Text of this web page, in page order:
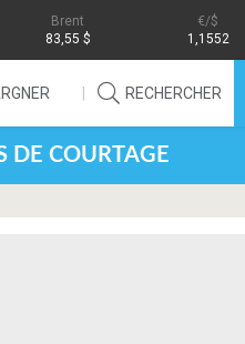
Brent
83,55 $
/$
1,1552
RECHERCHER
DE COURTAGE